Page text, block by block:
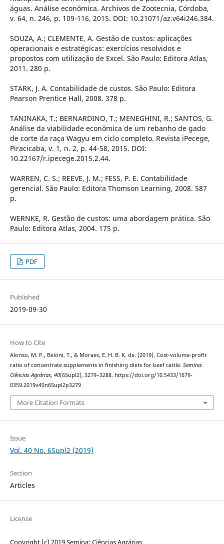
águas. Análise econômica. Archivos de Zootecnia, Córdoba,
v. 64, n. 246, p. 109-116, 2015. DOI: 10.21071/az.v64i246.384.
SOUZA, A.; CLEMENTE, A. Gestão de custos: aplicações
operacionais e estratégicas: exercícios resolvidos e
propostos com utilização de Excel. São Paulo: Editora Atlas,
2011. 280 p.
STARK, J. A. Contabilidade de custos. São Paulo: Editora
Pearson Prentice Hall, 2008. 378 p.
TANINAKA, T.; BERNARDINO, T.; MENEGHINI, R.; SANTOS, G.
Análise da viabilidade econômica de um rebanho de gado
de corte da raça Wagyu em ciclo completo. Revista iPecege,
Piracicaba, v. 1, n. 2, p. 44-58, 2015. DOI:
10.22167/r.ipecege.2015.2.44.
WARREN, C. S.; REEVE, J. M.; FESS, P. E. Contabilidade
gerencial. São Paulo: Editora Thomson Learning, 2008. 587
p.
WERNKE, R. Gestão de custos: uma abordagem prática. São
Paulo: Editora Atlas, 2004. 175 p.
PDF
Published
2019-09-30
How to Cite
Alonso, M. P., Beloni, T., & Moraes, E. H. B. K. de. (2019). Cost-volume-profit
ratio of concentrate supplements in finishing diets for beef cattle. Semina:
Ciências Agrárias, 40(6Supl2), 3279–3288. https://doi.org/10.5433/1679-
0359.2019v40n6Supl2p3279
More Citation Formats
Issue
Vol. 40 No. 6Supl2 (2019)
Section
Articles
License
Copyright (c) 2019 Semina: Ciências Agrárias